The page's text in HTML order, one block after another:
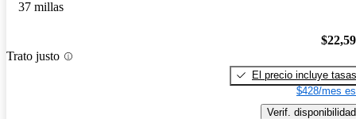
37 millas
Trato justo
El precio incluye tasas
$428/mes
Verif. disponibilidad